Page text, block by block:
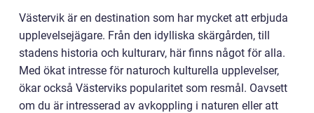
Västervik är en destination som har mycket att erbjuda
upplevelsejägare. Från den idylliska skärgården, till
stadens historia och kulturarv, här finns något för alla.
Med ökat intresse för naturoch kulturella upplevelser,
ökar också Västerviks popularitet som resmål. Oavsett
om du är intresserad av avkoppling i naturen eller att